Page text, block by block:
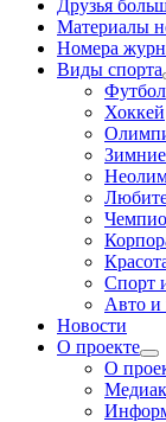
Друзья
Материалы
Номера
Виды спорта
Футбол
Хоккей
Спорт
Авто и
Новости
О проекте
О